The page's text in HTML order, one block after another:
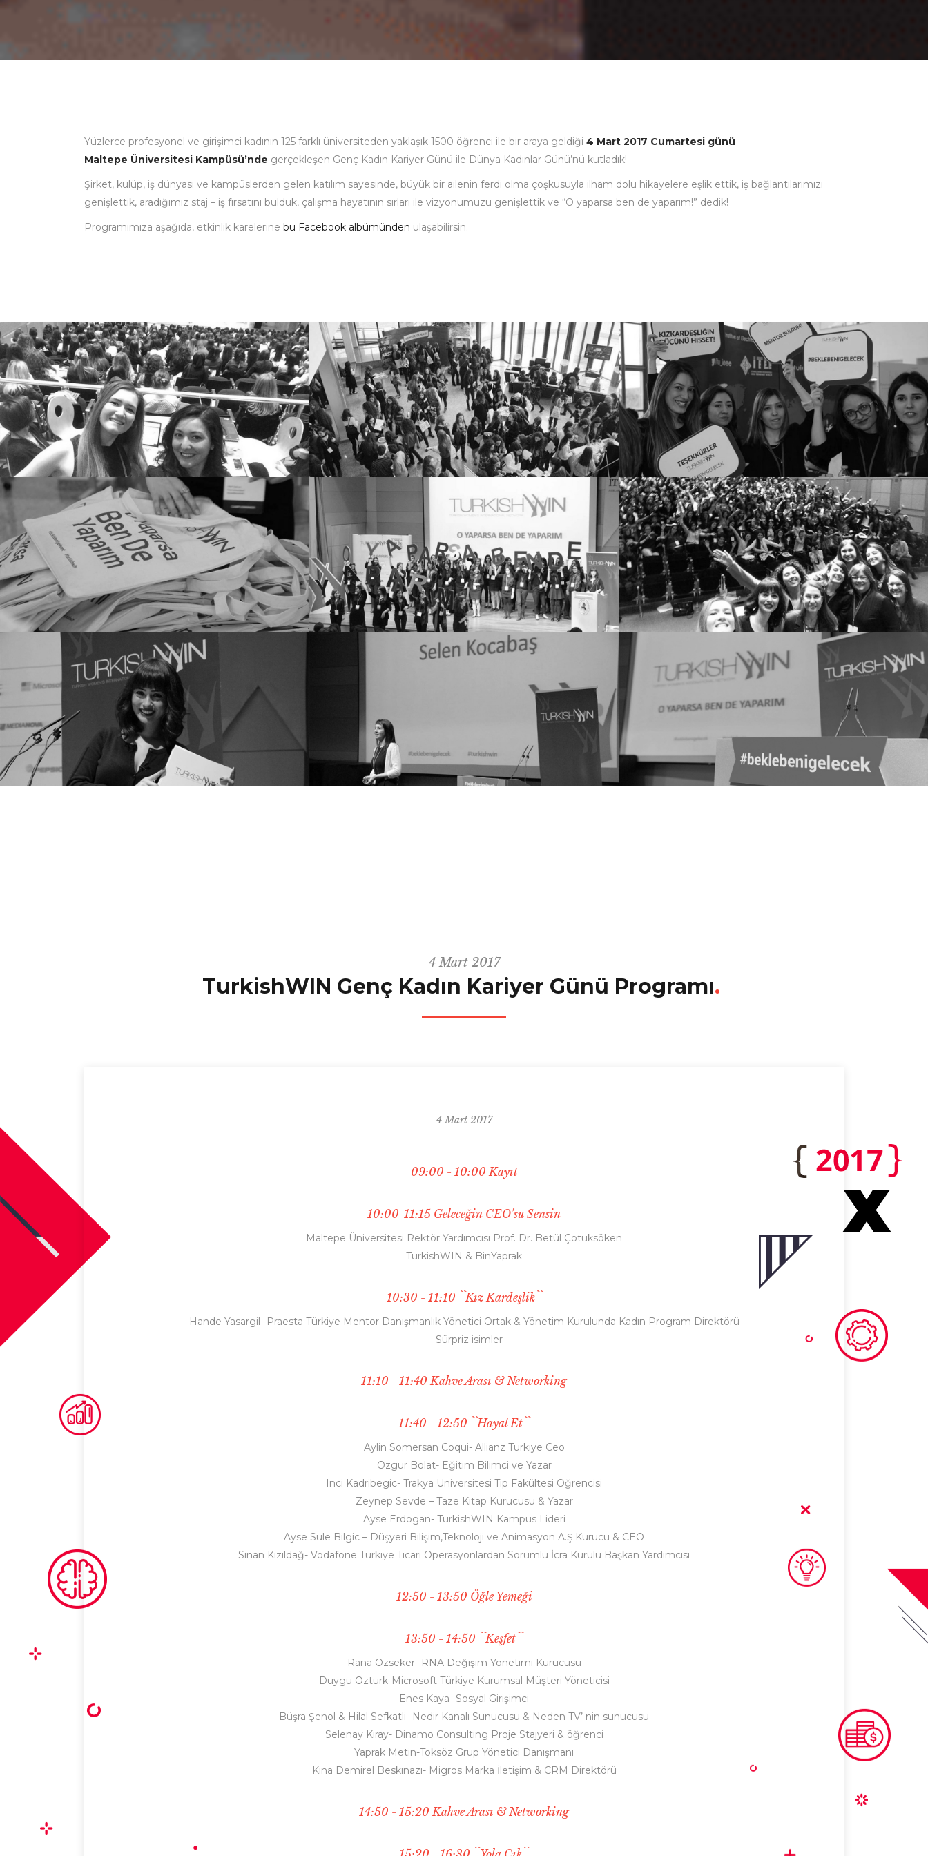
Yüzlerce profesyonel ve girişimci kadının 125 farklı üniversiteden yaklaşık 1500 öğrenci ​ile​ bir araya geldiği 4 Mart 2017 Cumartesi günü
Maltepe Üniversitesi Kampüsü’nde gerçekleşen Genç Kadın Kariyer Günü ile Dünya Kadınlar Günü’nü kutladık!
Şirket, kulüp, iş dünyası ve kampüslerden gelen katılım sayesinde, büyük bir ailenin ferdi olma çoşkusuyla ilham dolu hikayelere eşlik ettik,​ iş bağlantılarımızı
genişlettik, aradığımız staj – iş fırsatını bulduk, çalışma hayatının sırları ile vizyonumuzu genişlettik ve “O yaparsa ben de yaparım!” dedik!
Programımıza aşağıda, etkinlik karelerine bu Facebook albümünden ulaşabilirsin.
4 Mart 2017
TurkishWIN Genç Kadın Kariyer Günü Programı
.
4 Mart 2017
09:00 - 10:00 Kayıt
10:00-11:15 Geleceğin CEO’su Sensin
Maltepe Üniversitesi Rektör Yardımcısı Prof. Dr. Betül Çotuksöken
TurkishWIN & BinYaprak
10:30 - 11:10 ``Kız Kardeşlik``
Hande Yasargil- Praesta Türkiye Mentor Danışmanlık Yönetici Ortak & Yönetim Kurulunda Kadın Program Direktörü
– Sürpriz isimler
11:10 - 11:40 Kahve Arası & Networking
11:40 - 12:50 ``Hayal Et``
Aylin Somersan Coqui- Allianz Turkiye Ceo
Ozgur Bolat- Eğitim Bilimci ve Yazar
Inci Kadribegic- Trakya Üniversitesi Tıp Fakültesi Öğrencisi
Zeynep Sevde – Taze Kitap Kurucusu & Yazar
Ayse Erdogan- TurkishWIN Kampus Lideri
Ayse Sule Bilgic – Düşyeri Bilişim,Teknoloji ve Animasyon A.Ş.Kurucu & CEO
Sinan Kızıldağ- Vodafone Türkiye Ticari Operasyonlardan Sorumlu İcra Kurulu Başkan Yardımcısı
12:50 - 13:50 Öğle Yemeği
13:50 - 14:50 ``Keşfet``
Rana Ozseker- RNA Değişim Yönetimi Kurucusu
Duygu Ozturk-Microsoft Türkiye Kurumsal Müşteri Yöneticisi
Enes Kaya- Sosyal Girişimci
Büşra Şenol & Hilal Sefkatli- Nedir Kanalı Sunucusu & Neden TV’ nin sunucusu
Selenay Kıray- Dinamo Consulting Proje Stajyeri & öğrenci
Yaprak Metin-Toksöz Grup Yönetici Danışmanı
Kına Demirel Beskınazı- Migros Marka İletişim & CRM Direktörü
14:50 - 15:20 Kahve Arası & Networking